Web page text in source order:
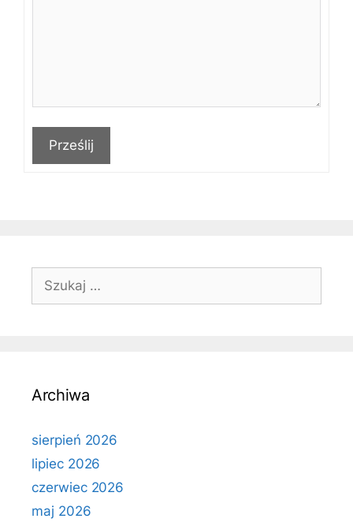
Prześlij
Szukaj:
Archiwa
sierpień 2026
lipiec 2026
czerwiec 2026
maj 2026